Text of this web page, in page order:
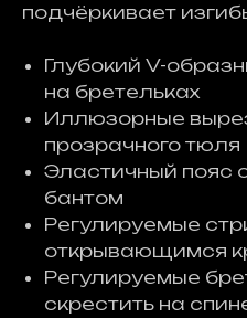
подчёркивает
Глубокий V-
на бретельках
Иллюзорные
прозрачного тюля
Эластичный пояс
бантом
Регулируемые
открывающимся
Регулируемые
скрестить на